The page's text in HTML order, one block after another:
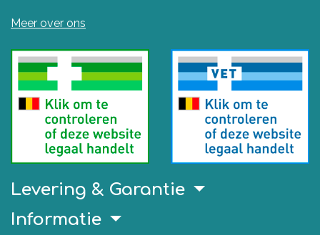
Meer over ons
Levering & Garantie
Informatie